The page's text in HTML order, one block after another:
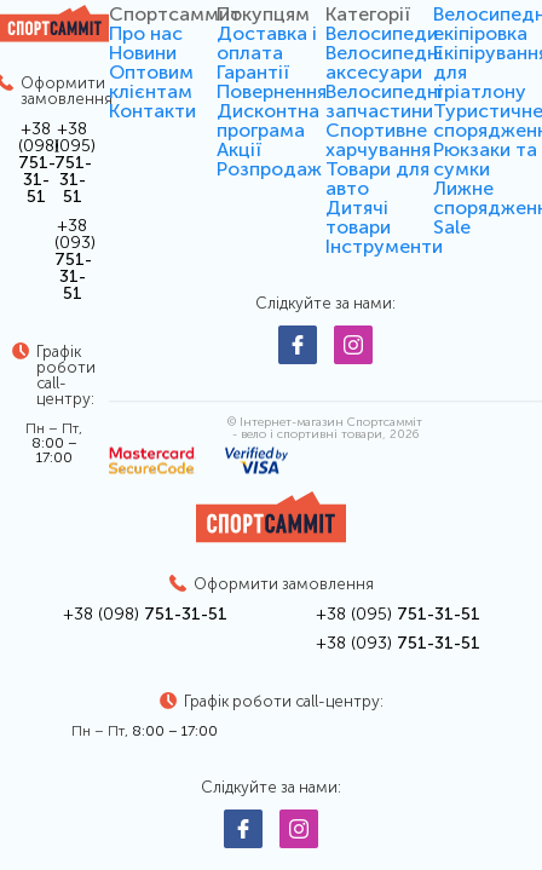
Оформити
замовлення
+38
(098)
751-
31-
51
+38
(095)
751-
31-
51
+38
(093)
751-
31-
51
Графік
роботи
call-
центру:
Пн – Пт,
8:00 –
17:00
Спортсаммит
Про нас
Новини
Оптовим
клієнтам
Контакти
Покупцям
Доставка і
оплата
Гарантії
Повернення
Дисконтна
програма
Акції
Розпродаж
Категорії
Велосипеди
Велосипедні
аксесуари
Велосипедні
запчастини
Спортивне
харчування
Товари для
авто
Дитячі
товари
Інструменти
екіпіровка
для
тріатлону
Рюкзаки та
сумки
Лижне
Sale
Слідкуйте за нами:
© Інтернет-магазин Спортсамміт
- вело і спортивні товари, 2026
Оформити замовлення
+38 (098) 751-31-51 +38 (095) 751-31-51
+38 (093) 751-31-51
Графік роботи call-центру:
Пн – Пт, 8:00 – 17:00
Слідкуйте за нами: